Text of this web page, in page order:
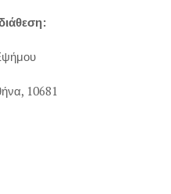
10681